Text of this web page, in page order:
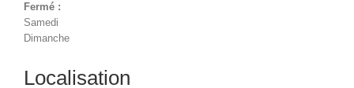
Fermé :
Samedi
Dimanche
Localisation